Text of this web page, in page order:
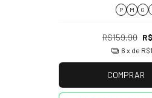
P M G
R$159,90
6 x de
COMPRAR